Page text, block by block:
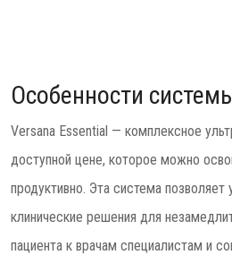
Особенности
Versana Essential — комплексное
доступной цене, которое можно
продуктивно. Эта система позволяет
клинические решения для
пациента к врачам специалистам и